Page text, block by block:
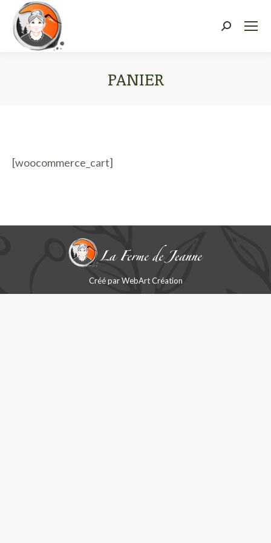
PANIER
[woocommerce_cart]
Créé parWebArt Création